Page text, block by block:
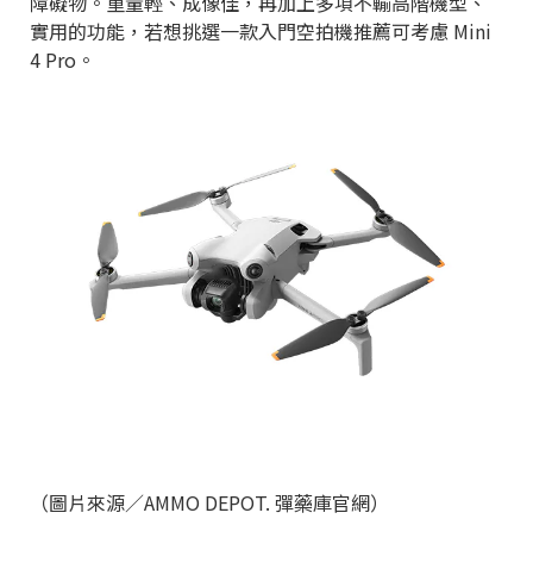
實用的功能，若想挑選一款入門空拍機推薦可考慮 Mini
4 Pro。
（圖片來源／AMMO DEPOT. 彈藥庫官網）